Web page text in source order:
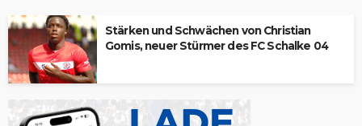
Stärken und Schwächen von Christian
Gomis, neuer Stürmer des FC Schalke 04